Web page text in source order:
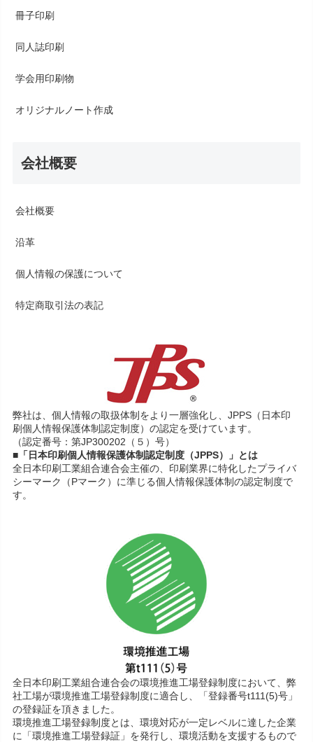
冊子印刷
同人誌印刷
学会用印刷物
オリジナルノート作成
会社概要
会社概要
沿革
個人情報の保護について
特定商取引法の表記
弊社は、個人情報の取扱体制をより一層強化し、JPPS（日本印
刷個人情報保護体制認定制度）の認定を受けています。
（認定番号：第JP300202（５）号）
■「日本印刷個人情報保護体制認定制度（JPPS）」とは
全日本印刷工業組合連合会主催の、印刷業界に特化したプライバ
シーマーク（Pマーク）に準じる個人情報保護体制の認定制度で
す。
全日本印刷工業組合連合会の環境推進工場登録制度において、弊
社工場が環境推進工場登録制度に適合し、「登録番号t111(5)号」
の登録証を頂きました。
環境推進工場登録制度とは、環境対応が一定レベルに達した企業
に「環境推進工場登録証」を発行し、環境活動を支援するもので